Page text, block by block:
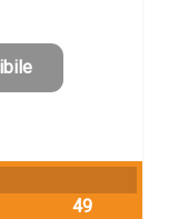
€.
è:
139,58 €.
48